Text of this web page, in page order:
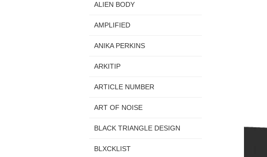
ALIEN BODY
AMPLIFIED
ANIKA PERKINS
ARKITIP
ARTICLE NUMBER
ART OF NOISE
BLACK TRIANGLE DESIGN
BLXCKLIST